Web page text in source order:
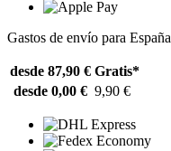
Gastos de envío para España
desde 87,90 € Gratis*
desde 0,00 € 9,90 €